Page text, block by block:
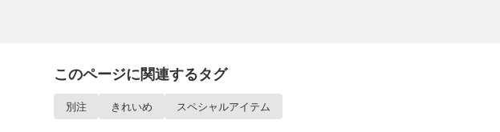
このページに関連するタグ
別注 きれいめ スペシャルアイテム